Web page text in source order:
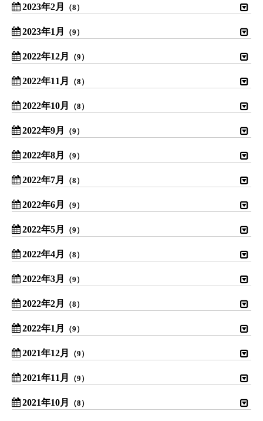
2023年2月 （8）
2023年1月 （9）
2022年12月 （9）
2022年11月 （8）
2022年10月 （8）
2022年9月 （9）
2022年8月 （9）
2022年7月 （8）
2022年6月 （9）
2022年5月 （9）
2022年4月 （8）
2022年3月 （9）
2022年2月 （8）
2022年1月 （9）
2021年12月 （9）
2021年11月 （9）
2021年10月 （8）